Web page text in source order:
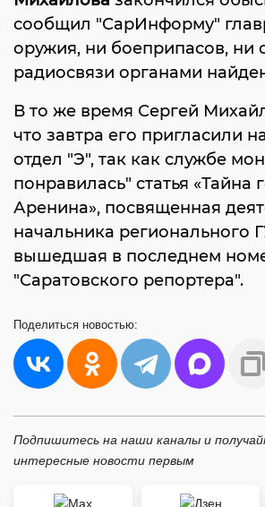
сообщил "СарИнформу"
оружия, ни боеприпасов, ни
радиосвязи органами
В то же время Сергей
что завтра его пригласили
отдел "Э", так как службе
понравилась" статья «Тайна
Аренина», посвященная
начальника регионального
вышедшая в последнем
"Саратовского репортера".
Поделиться новостью:
Подпишитесь на наши каналы и
интересные новости первым